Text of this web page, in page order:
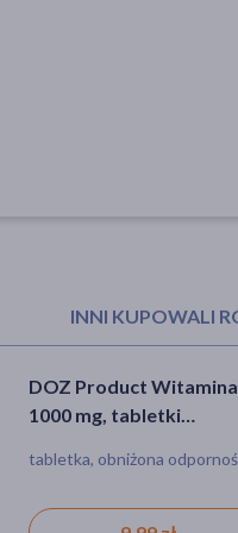
INNI KUPOWALI
DOZ Product
1000 mg, tabletki
tabletka, obniżona
Olimp Labs Gold-Vit C
2000, tabletki musujące,
tabletka musująca,